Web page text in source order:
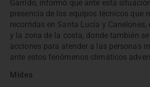
Garrido, informó que ante esta
presencia de los equipos técnicos que
recorridas en Santa Lucía y Canelones,
y la zona de la costa, donde también
acciones para atender a las personas
ante estos fenómenos climáticos
Mides